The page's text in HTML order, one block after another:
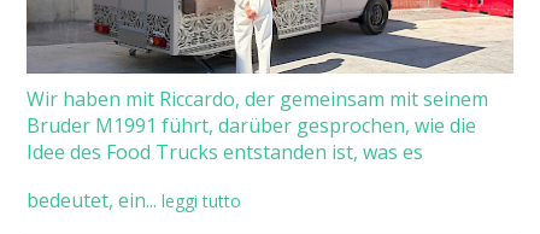
Wir haben mit Riccardo, der gemeinsam mit seinem
Bruder M1991 führt, darüber gesprochen, wie die
Idee des Food Trucks entstanden ist, was es
bedeutet, ein... leggi tutto